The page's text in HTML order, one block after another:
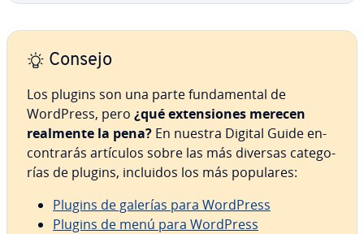
Consejo
Los plugins son una parte fu­n­da­me­n­tal de
WordPress, pero ¿qué ex­te­n­sio­nes merecen
realmente la pena? En nuestra Digital Guide en­
co­n­tra­rás artículos sobre las más diversas ca­te­go­
rías de plugins, incluidos los más populares:
Plugins de galerías para WordPress
Plugins de menú para WordPress